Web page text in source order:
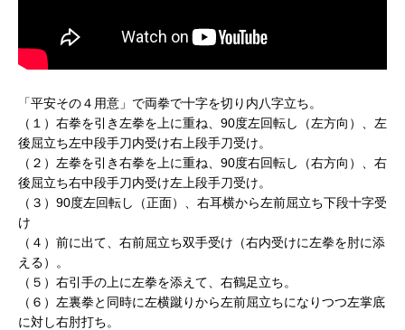
「平安その４用意」で両拳で十字を切り内八字立ち。
（１）右拳を引き左拳を上に重ね、90度左回転し（左方向）、左
後屈立ち左中段手刀内受け右上段手刀受け。
（２）左拳を引き右拳を上に重ね、90度右回転し（右方向）、右
後屈立ち右中段手刀内受け左上段手刀受け。
（３）90度左回転し（正面）、右耳横から左前屈立ち下段十字受
け
（４）前に出て、右前屈立ち双手受け（右内受けに左拳を肘に添
える）。
（５）右引手の上に左拳を添えて、右鶴足立ち。
（６）左裏拳と同時に左横蹴りから左前屈立ちになりつつ左掌底
に対し右肘打ち。